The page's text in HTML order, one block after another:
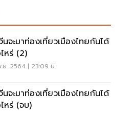
นจะมาท่องเที่ยวเมืองไทยกันได้
หร่ (2)
.ย. 2564 | 23:09 น.
นจะมาท่องเที่ยวเมืองไทยกันได้
หร่ (จบ)